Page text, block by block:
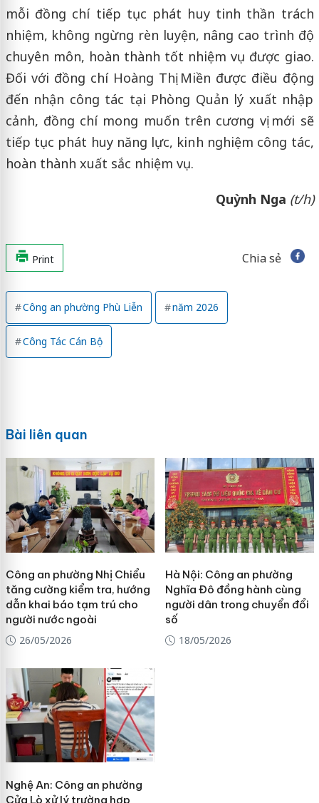
mỗi đồng chí tiếp tục phát huy tinh thần trách
nhiệm, không ngừng rèn luyện, nâng cao trình độ
chuyên môn, hoàn thành tốt nhiệm vụ được giao.
Đối với đồng chí Hoàng Thị Miền được điều động
đến nhận công tác tại Phòng Quản lý xuất nhập
cảnh, đồng chí mong muốn trên cương vị mới sẽ
tiếp tục phát huy năng lực, kinh nghiệm công tác,
hoàn thành xuất sắc nhiệm vụ.
Quỳnh Nga (t/h)
Print Chia sẻ
Công an phường Phù Liễn năm 2026
Công Tác Cán Bộ
Bài liên quan
Công an phường Nhị Chiểu
tăng cường kiểm tra, hướng
dẫn khai báo tạm trú cho
người nước ngoài
26/05/2026
Hà Nội: Công an phường
Nghĩa Đô đồng hành cùng
người dân trong chuyển đổi
số
18/05/2026
Nghệ An: Công an phường
Cửa Lò xử lý trường hợp